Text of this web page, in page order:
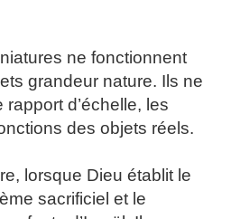
ne fonctionnent
grandeur nature. Ils ne
d’échelle, les
des objets réels.
lorsque Dieu établit le
sacrificiel et le